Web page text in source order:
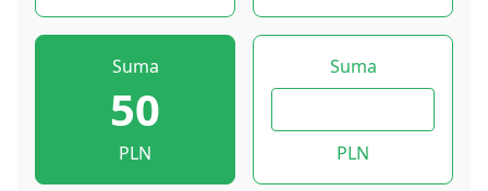
Suma
50
PLN
Suma
PLN